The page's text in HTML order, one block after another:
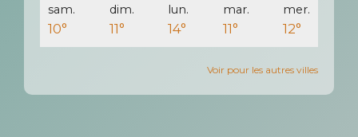
sam.
10°
dim.
11°
lun.
14°
mar.
11°
mer.
12°
Voir pour les autres villes